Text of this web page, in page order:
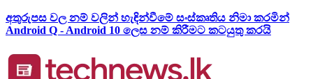
අතුරුපස වල නම් වලින් හැඳින්වීමේ සංස්කෘතිය නිමා කරමින්
Android Q - Android 10 ලෙස නම් කිරීමට කටයුතු කරයි